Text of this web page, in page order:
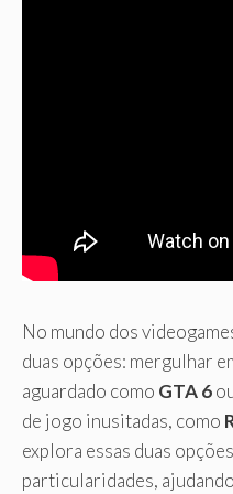
No mundo dos
duas opções: mergulhar
aguardado como GTA 6
de jogo inusitadas, como
explora essas duas
particularidades,